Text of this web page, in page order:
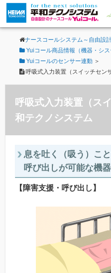
ナースコールシステム～自由設
Yuiコール商品情報（機器・シス
Yuiコールのセンサー連動 ＞
呼吸式入力装置（スイッチセン
呼吸式入力装置（ス
和テクノシステム
息を吐く（吸う）こ
呼び出しが可能な機器
【障害支援・呼び出し】